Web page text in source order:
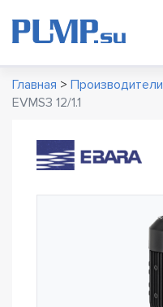
Главная > Производители
EVMS3 12/1.1